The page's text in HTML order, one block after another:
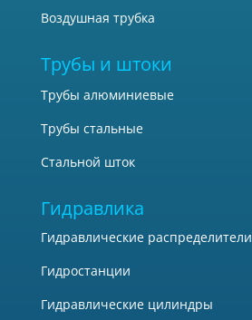
Воздушная трубка
Трубы и штоки
Трубы алюминиевые
Трубы стальные
Стальной шток
Гидравлика
Гидравлические распределители
Гидростанции
Гидравлические цилиндры